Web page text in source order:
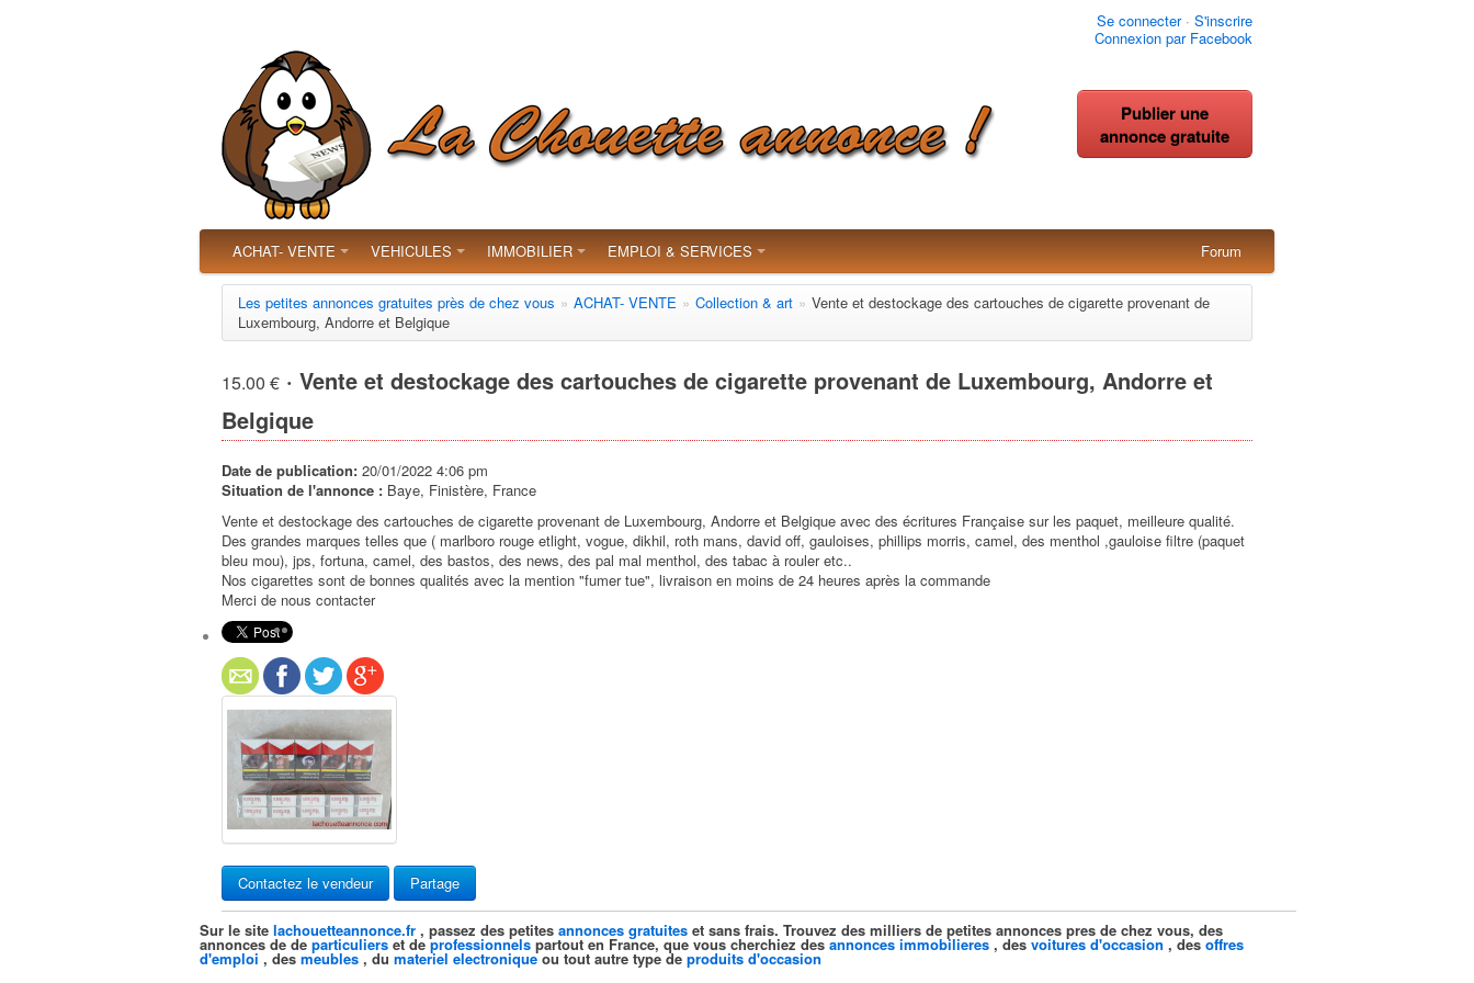
Se connecter· S'inscrire
Connexion par Facebook
Publier une
annonce gratuite
ACHAT- VENTE VEHICULES IMMOBILIER EMPLOI & SERVICES Forum
Les petites annonces gratuites près de chez vous » ACHAT- VENTE » Collection & art » Vente et destockage des cartouches de cigarette provenant de
Luxembourg, Andorre et Belgique
15.00 € · Vente et destockage des cartouches de cigarette provenant de Luxembourg, Andorre et
Belgique
Date de publication: 20/01/2022 4:06 pm
Situation de l'annonce : Baye, Finistère, France
Vente et destockage des cartouches de cigarette provenant de Luxembourg, Andorre et Belgique avec des écritures Française sur les paquet, meilleure qualité.
Des grandes marques telles que ( marlboro rouge etlight, vogue, dikhil, roth mans, david off, gauloises, phillips morris, camel, des menthol ,gauloise filtre (paquet
bleu mou), jps, fortuna, camel, des bastos, des news, des pal mal menthol, des tabac à rouler etc..
Nos cigarettes sont de bonnes qualités avec la mention "fumer tue", livraison en moins de 24 heures après la commande
Merci de nous contacter
Contactez le vendeur Partage
Sur le site lachouetteannonce.fr , passez des petites annonces gratuites et sans frais. Trouvez des milliers de petites annonces pres de chez vous, des
annonces de de particuliers et deprofessionnels partout en France, que vous cherchiez des annonces immobilieres , des voitures d'occasion , des offres
d'emploi , des meubles , du materiel electroniqueou tout autre type de produits d'occasion